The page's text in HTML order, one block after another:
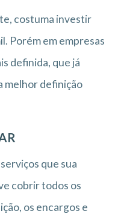
costuma investir
Porém em empresas
definida, que já
melhor definição
que sua
cobrir todos os
os encargos e